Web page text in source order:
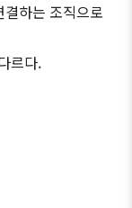
하는 조직으로
르다.